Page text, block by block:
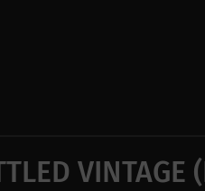
VINTAGE